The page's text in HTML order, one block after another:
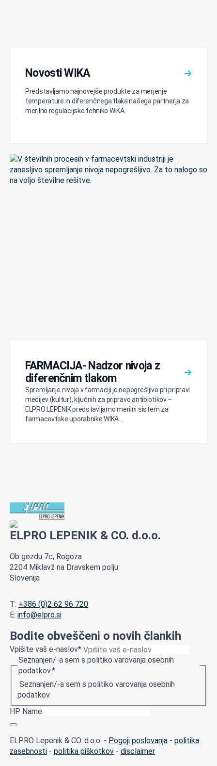
Novosti WIKA
Predstavljamo najnovejše produkte za merjenje
temperature in diferenčnega tlaka našega partnerja za
merilno regulacijsko tehniko WIKA.
FARMACIJA- Nadzor nivoja z
diferenčnim tlakom
Spremljanje nivoja v farmaciji je nepogrešljivo pri pripravi
medijev (kultur), ključnih za pripravo antibiotikov –
ELPRO LEPENIK predstavljamo merilni sistem za
farmacevtske uporabnike WIKA ...
ELPRO LEPENIK & CO. d.o.o.
Ob gozdu 7c, Rogoza
2204 Miklavž na Dravskem polju
Slovenija
T: +386 (0)2 62 96 720
E: info@elpro.si
Bodite obveščeni o novih člankih
Vpišite vaš e-naslov*
Seznanjen/-a sem s politiko varovanja osebnih
podatkov.*
Seznanjen/-a sem s politiko varovanja osebnih
podatkov.
HP Name
ELPRO Lepenik & CO. d.o.o. - Pogoji poslovanja - politika
zasebnosti - politika piškotkov - disclaimer